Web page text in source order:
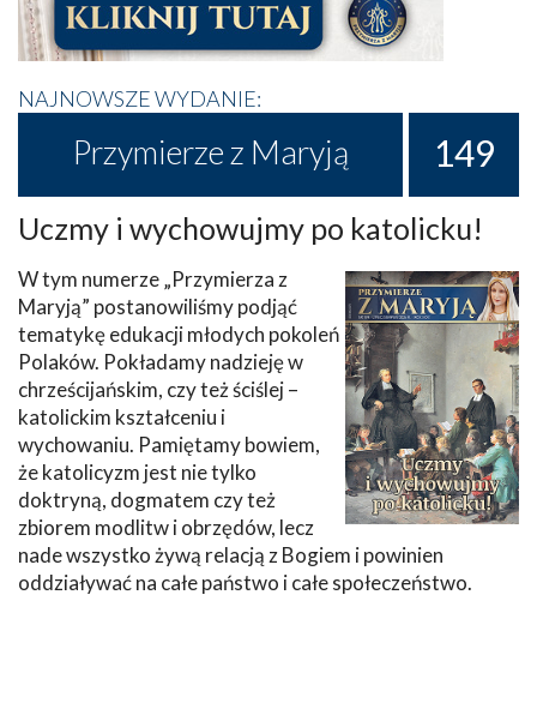
NAJNOWSZE WYDANIE:
Przymierze z Maryją 149
Uczmy i wychowujmy po katolicku!
W tym numerze „Przymierza z
Maryją” postanowiliśmy podjąć
tematykę edukacji młodych pokoleń
Polaków. Pokładamy nadzieję w
chrześcijańskim, czy też ściślej –
katolickim kształceniu i
wychowaniu. Pamiętamy bowiem,
że katolicyzm jest nie tylko
doktryną, dogmatem czy też
zbiorem modlitw i obrzędów, lecz
nade wszystko żywą relacją z Bogiem i powinien
oddziaływać na całe państwo i całe społeczeństwo.